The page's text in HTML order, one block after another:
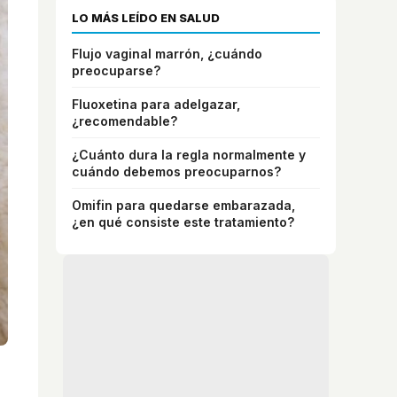
LO MÁS LEÍDO EN SALUD
Flujo vaginal marrón, ¿cuándo
preocuparse?
Fluoxetina para adelgazar,
¿recomendable?
¿Cuánto dura la regla normalmente y
cuándo debemos preocuparnos?
Omifin para quedarse embarazada,
¿en qué consiste este tratamiento?